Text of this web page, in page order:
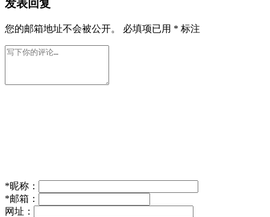
发表回复
您的邮箱地址不会被公开。 必填项已用 * 标注
*昵称：
*邮箱：
网址：